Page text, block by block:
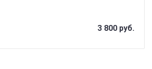
3 800 руб.